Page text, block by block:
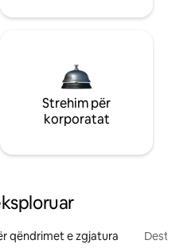
Strehim për
korporatat
qëndrimet e zgjatura